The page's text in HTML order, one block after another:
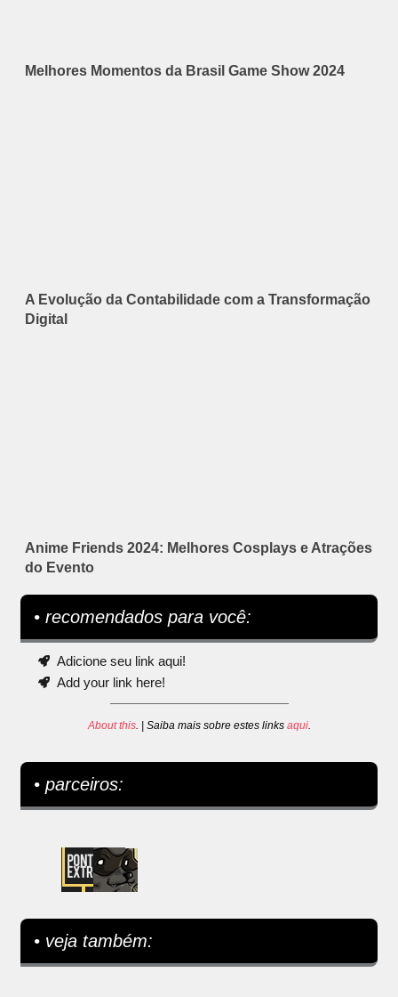
Melhores Momentos da Brasil Game Show 2024
A Evolução da Contabilidade com a Transformação
Digital
Anime Friends 2024: Melhores Cosplays e Atrações
do Evento
• recomendados para você:
Adicione seu link aqui!
Add your link here!
About this. | Saiba mais sobre estes links aqui.
• parceiros:
• veja também: